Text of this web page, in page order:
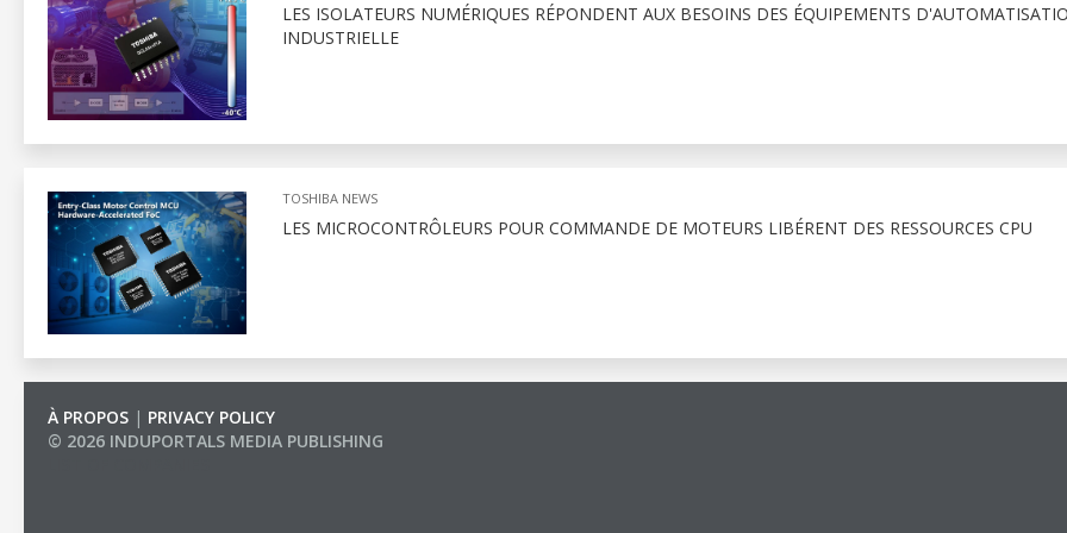
LES ISOLATEURS NUMÉRIQUES RÉPONDENT AUX BESOINS DES ÉQUIPEMENTS
INDUSTRIELLE
TOSHIBA NEWS
LES MICROCONTRÔLEURS POUR COMMANDE DE MOTEURS LIBÉRENT DES RESSOURCES CPU
À PROPOS | PRIVACY POLICY
© 2026 INDUPORTALS MEDIA PUBLISHING